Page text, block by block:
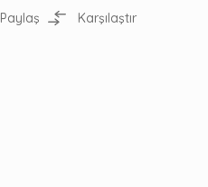
Paylaş Karşılaştır